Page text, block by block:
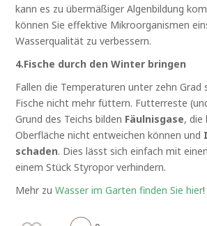
kann es zu übermäßiger Algenbildung
können Sie effektive Mikroorganismen
Wasserqualität zu verbessern.
4.Fische durch den Winter bringen
Fallen die Temperaturen unter zehn Grad
Fische nicht mehr füttern. Futterreste
Grund des Teichs bilden Fäulnisgase, die
Oberfläche nicht entweichen können und
schaden. Dies lässt sich einfach mit
einem Stück Styropor verhindern.
Mehr zuWasser im Garten finden Sie hier!